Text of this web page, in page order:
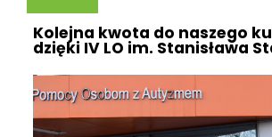
Kolejna kwota do naszego
dzięki IV LO im. Stanisława